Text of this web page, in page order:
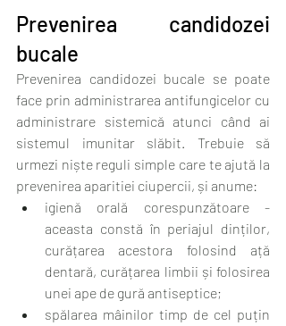
Prevenirea candidozei
bucale
Prevenirea candidozei bucale se poate
face prin administrarea antifungicelor cu
administrare sistemică atunci când ai
sistemul imunitar slăbit. Trebuie să
urmezi niște reguli simple care te ajută la
prevenirea aparitiei ciupercii, și anume:
igienă orală corespunzătoare -
aceasta constă în periajul dinților,
curățarea acestora folosind ață
dentară, curățarea limbii și folosirea
unei ape de gură antiseptice;
spălarea mâinilor timp de cel puțin